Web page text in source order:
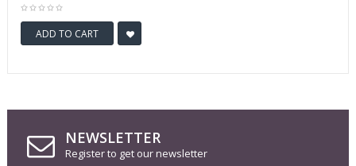
ADD TO CART
NEWSLETTER
Register to get our newsletter